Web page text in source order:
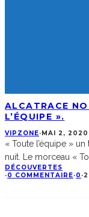
ALCATRACE
L’ÉQUIPE ».
VIPZONE· MAI 2, 2020
« Toute l’équipe »
nuit. Le morceau «
DÉCOUVERTES
·0 COMMENTAIRE·0 ·